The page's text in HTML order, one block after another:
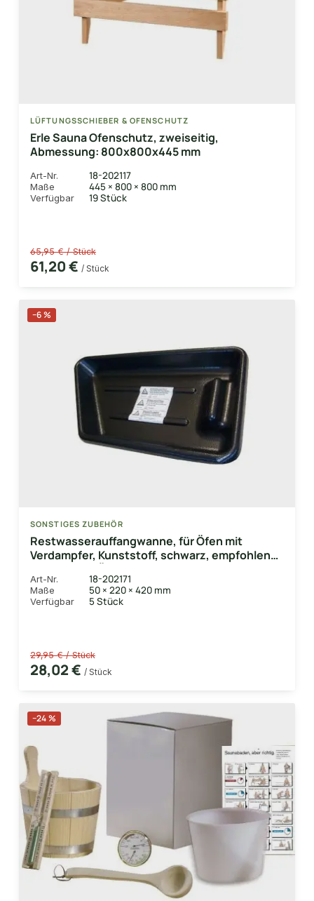
LÜFTUNGSSCHIEBER & OFENSCHUTZ
Erle Sauna Ofenschutz, zweiseitig,
Abmessung: 800x800x445 mm
Art-Nr. 18-202117
Maße 445 × 800 × 800 mm
Verfügbar 19 Stück
65,95 € / Stück
61,20 € / Stück
−6 %
SONSTIGES ZUBEHÖR
Restwasserauffangwanne, für Öfen mit
Verdampfer, Kunststoff, schwarz, empfohlen
Art-Nr. 18-202171
Maße 50 × 220 × 420 mm
Verfügbar 5 Stück
29,95 € / Stück
28,02 € / Stück
−24 %